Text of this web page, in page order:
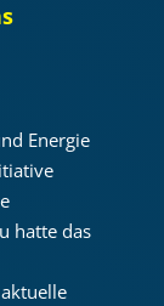
Energie
hatte das